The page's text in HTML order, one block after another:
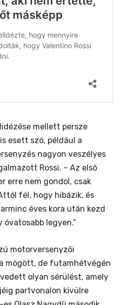
mellett persze
esett szó, például a
nagyon veszélyes
Rossi. – Az első
erre nem gondol, csak
fél, hogy hibázik, és
éves kora után kezd
óvatosabb legyen.”
motorversenyzői
mögött, de futamhétvégén
olyan sérülést, amely
partvonalon kívülre